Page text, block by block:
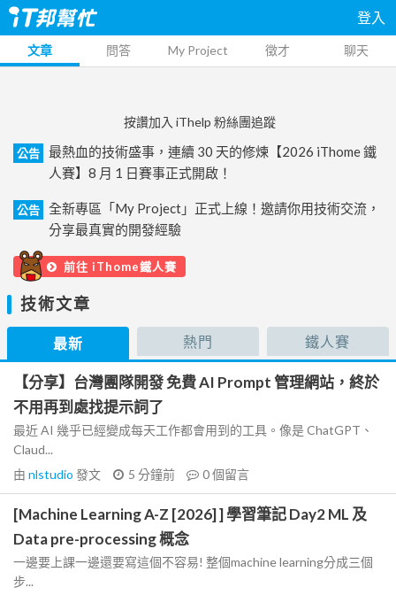
登入
文章 問答 My Project 徵才 聊天
按讚加入 iThelp 粉絲團追蹤
公告
最熱血的技術盛事，連續 30 天的修煉【2026 iThome 鐵
人賽】8 月 1 日賽事正式開啟！
公告
全新專區「My Project」正式上線！邀請你用技術交流，
分享最真實的開發經驗
前往 iThome鐵人賽
技術文章
最新 熱門 鐵人賽
【分享】台灣團隊開發 免費 AI Prompt 管理網站，終於
不用再到處找提示詞了
最近 AI 幾乎已經變成每天工作都會用到的工具。像是 ChatGPT、
Claud...
由 nlstudio 發文 5 分鐘前 0個留言
[Machine Learning A-Z [2026] ] 學習筆記 Day2 ML 及
Data pre-processing 概念
一邊要上課一邊還要寫這個不容易! 整個machine learning分成三個
步...